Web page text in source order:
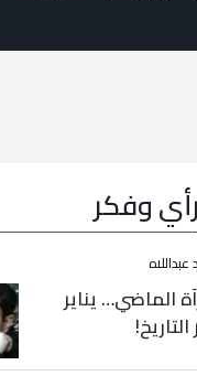
رأي وفكر
الماضي… يناير
التاريخ!